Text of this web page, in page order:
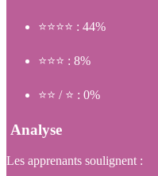
⭐⭐⭐⭐ : 44%
⭐⭐⭐ : 8%
⭐⭐ / ⭐ : 0%
Analyse
Les apprenants soulignent :